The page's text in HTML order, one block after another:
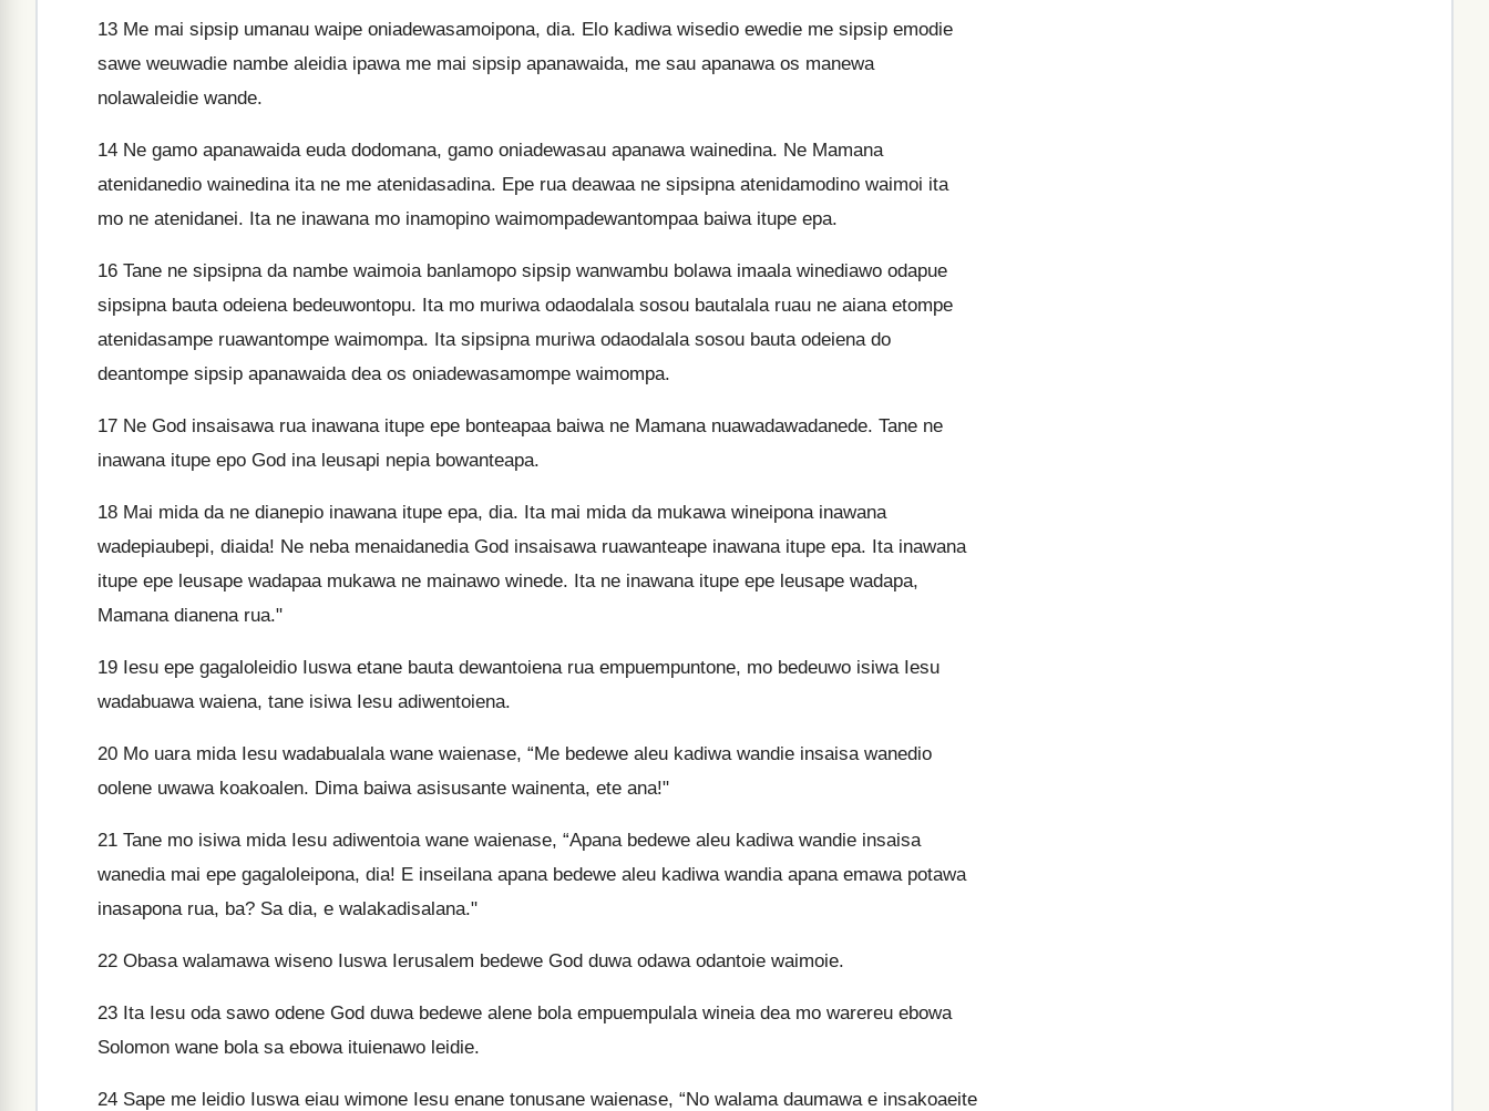
13 Me mai sipsip umanau waipe oniadewasamoipona, dia. Elo kadiwa wisedio ewedie me sipsip emodie
sawe weuwadie nambe aleidia ipawa me mai sipsip apanawaida, me sau apanawa os manewa
nolawaleidie wande.
14 Ne gamo apanawaida euda dodomana, gamo oniadewasau apanawa wainedina. Ne Mamana
atenidanedio wainedina ita ne me atenidasadina. Epe rua deawaa ne sipsipna atenidamodino waimoi ita
mo ne atenidanei. Ita ne inawana mo inamopino waimompadewantompaa baiwa itupe epa.
16 Tane ne sipsipna da nambe waimoia banlamopo sipsip wanwambu bolawa imaala winediawo odapue
sipsipna bauta odeiena bedeuwontopu. Ita mo muriwa odaodalala sosou bautalala ruau ne aiana etompe
atenidasampe ruawantompe waimompa. Ita sipsipna muriwa odaodalala sosou bauta odeiena do
deantompe sipsip apanawaida dea os oniadewasamompe waimompa.
17 Ne God insaisawa rua inawana itupe epe bonteapaa baiwa ne Mamana nuawadawadanede. Tane ne
inawana itupe epo God ina leusapi nepia bowanteapa.
18 Mai mida da ne dianepio inawana itupe epa, dia. Ita mai mida da mukawa wineipona inawana
wadepiaubepi, diaida! Ne neba menaidanedia God insaisawa ruawanteape inawana itupe epa. Ita inawana
itupe epe leusape wadapaa mukawa ne mainawo winede. Ita ne inawana itupe epe leusape wadapa,
Mamana dianena rua."
19 Iesu epe gagaloleidio Iuswa etane bauta dewantoiena rua empuempuntone, mo bedeuwo isiwa Iesu
wadabuawa waiena, tane isiwa Iesu adiwentoiena.
20 Mo uara mida Iesu wadabualala wane waienase, “Me bedewe aleu kadiwa wandie insaisa wanedio
oolene uwawa koakoalen. Dima baiwa asisusante wainenta, ete ana!"
21 Tane mo isiwa mida Iesu adiwentoia wane waienase, “Apana bedewe aleu kadiwa wandie insaisa
wanedia mai epe gagaloleipona, dia! E inseilana apana bedewe aleu kadiwa wandia apana emawa potawa
inasapona rua, ba? Sa dia, e walakadisalana."
22 Obasa walamawa wiseno Iuswa Ierusalem bedewe God duwa odawa odantoie waimoie.
23 Ita Iesu oda sawo odene God duwa bedewe alene bola empuempulala wineia dea mo warereu ebowa
Solomon wane bola sa ebowa ituienawo leidie.
24 Sape me leidio Iuswa eiau wimone Iesu enane tonusane waienase, “No walama daumawa e insakoaeite